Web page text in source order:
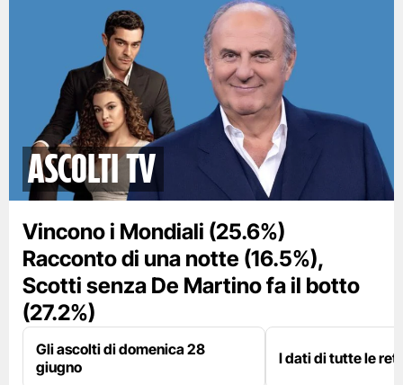
Ascolti TV
Vincono i Mondiali (25.6%)
Racconto di una notte (16.5%),
Scotti senza De Martino fa il botto
(27.2%)
Gli ascolti di domenica 28
giugno
I dati di tutte le